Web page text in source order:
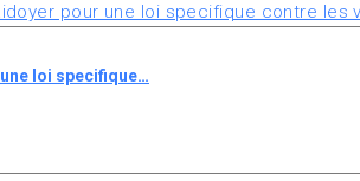
loi specifique…